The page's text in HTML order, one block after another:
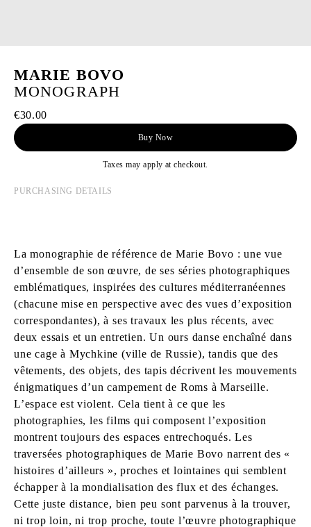
MARIE BOVO
MONOGRAPH
€30.00
Buy Now
Taxes may apply at checkout.
PURCHASING DETAILS
La monographie de référence de Marie Bovo : une vue
d’ensemble de son œuvre, de ses séries photographiques
emblématiques, inspirées des cultures méditerranéennes
(chacune mise en perspective avec des vues d’exposition
correspondantes), à ses travaux les plus récents, avec
deux essais et un entretien. Un ours danse enchaîné dans
une cage à Mychkine (ville de Russie), tandis que des
vêtements, des objets, des tapis décrivent les mouvements
énigmatiques d’un campement de Roms à Marseille.
L’espace est violent. Cela tient à ce que les
photographies, les films qui composent l’exposition
montrent toujours des espaces entrechoqués. Les
traversées photographiques de Marie Bovo narrent des «
histoires d’ailleurs », proches et lointaines qui semblent
échapper à la mondialisation des flux et des échanges.
Cette juste distance, bien peu sont parvenus à la trouver,
ni trop loin, ni trop proche, toute l’œuvre photographique